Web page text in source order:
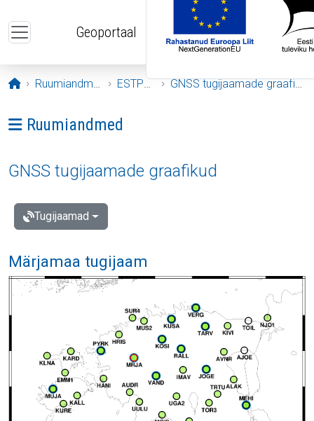
Geoportaal
Avaleht
Ruumiandmed ESTPOS GNSS tugijaamade graafikud
Ava menüü: Ruumiandmed
Ruumiandmed
GNSS tugijaamade graafikud
Tugijaamad
Märjamaa tugijaam